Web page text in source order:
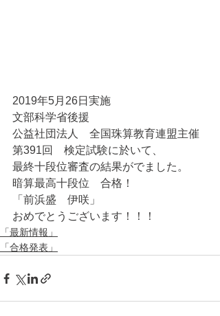
2019年5月26日実施
文部科学省後援
公益社団法人　全国珠算教育連盟主催
第391回　検定試験に於いて、
最終十段位審査の結果がでました。
暗算最高十段位　合格！
「前浜盛　伊咲」
おめでとうございます！！！
「最新情報」
「合格発表」